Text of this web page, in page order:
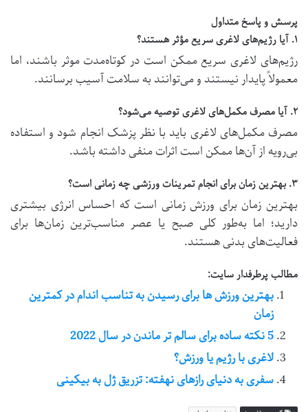
پرسش و پاسخ متداول
۱.آیا رژیم‌های لاغری سریع مؤثر هستند؟
رژیم‌های لاغری سریع ممکن است در کوتاه‌مدت موثر باشند، اما
معمولاً پایدار نیستند و می‌توانند به سلامت آسیب برسانند.
۲.آیا مصرف مکمل‌های لاغری توصیه می‌شود؟
مصرف مکمل‌های لاغری باید با نظر پزشک انجام شود و استفاده
بی‌رویه از آن‌ها ممکن است اثرات منفی داشته باشد.
۳. بهترین زمان برای انجام تمرینات ورزشی چه زمانی است؟
بهترین زمان برای ورزش زمانی است که احساس انرژی بیشتری
دارید؛ اما به‌طور کلی صبح یا عصر مناسب‌ترین زمان‌ها برای
فعالیت‌های بدنی هستند.
مطالب پرطرفدار سایت:
بهترین ورزش ها برای رسیدن به تناسب اندام در کمترین
زمان
5 نکته ساده برای سالم تر ماندن در سال 2022
لاغری با رژیم یا ورزش؟
سفری به دنیای رازهای نهفته: تزریق ژل به بیکینی